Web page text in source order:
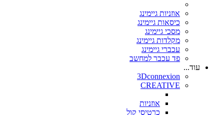
אוזניות גיימינג
כיסאות גיימינג
מסכי גיימינג
מקלדות גיימינג
עכברי גיימינג
פד עכבר למחשב
עוד...
3Dconnexion
CREATIVE
אוזניות
כרטיסי קול